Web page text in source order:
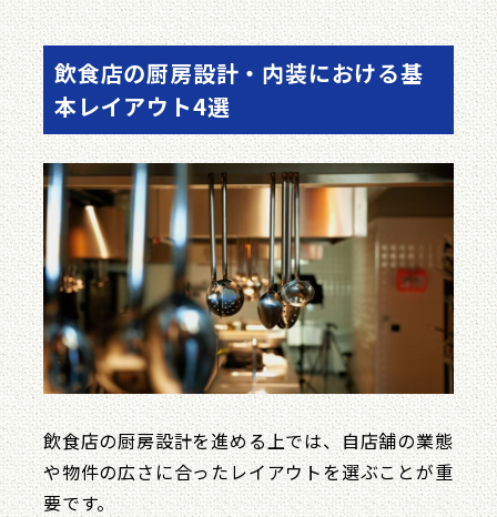
飲食店の厨房設計・内装における基
本レイアウト4選
飲食店の厨房設計を進める上では、自店舗の業態
や物件の広さに合ったレイアウトを選ぶことが重
要です。